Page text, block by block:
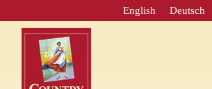
Deutsch
English